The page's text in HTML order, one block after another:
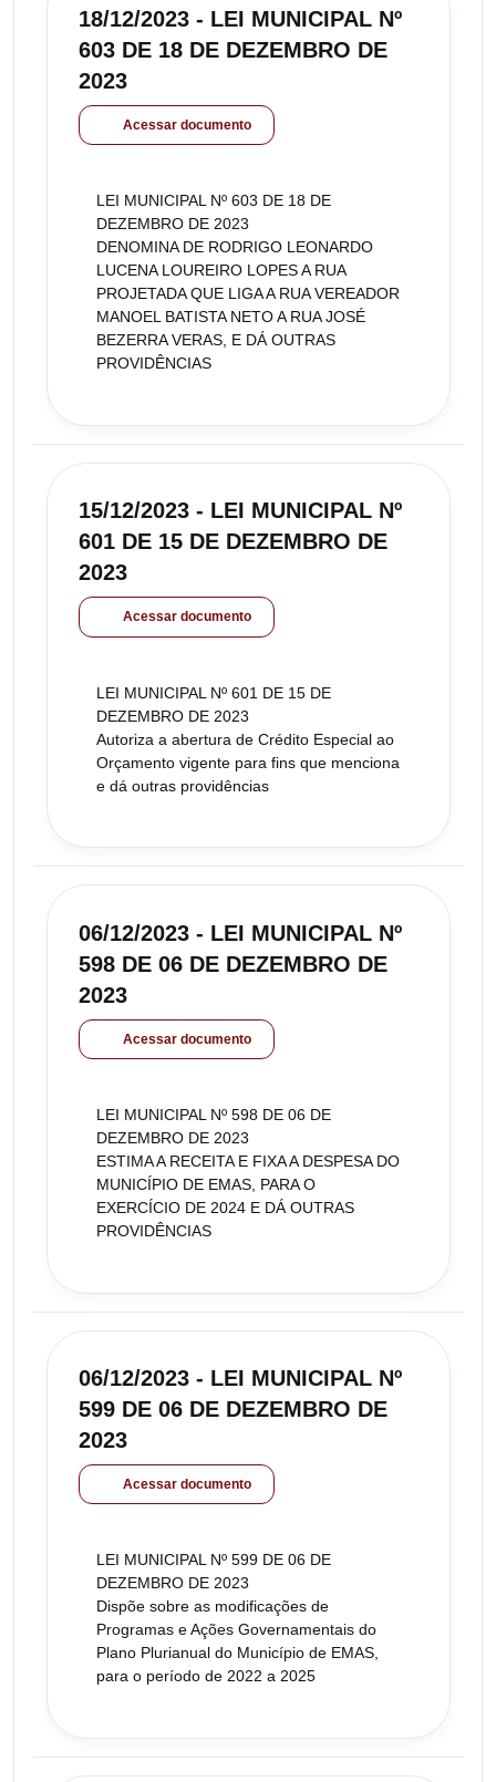
18/12/2023 - LEI MUNICIPAL Nº
603 DE 18 DE DEZEMBRO DE
2023
Acessar documento
LEI MUNICIPAL Nº 603 DE 18 DE
DEZEMBRO DE 2023
DENOMINA DE RODRIGO LEONARDO
LUCENA LOUREIRO LOPES A RUA
PROJETADA QUE LIGA A RUA VEREADOR
MANOEL BATISTA NETO A RUA JOSÉ
BEZERRA VERAS, E DÁ OUTRAS
PROVIDÊNCIAS
15/12/2023 - LEI MUNICIPAL Nº
601 DE 15 DE DEZEMBRO DE
2023
Acessar documento
LEI MUNICIPAL Nº 601 DE 15 DE
DEZEMBRO DE 2023
Autoriza a abertura de Crédito Especial ao
Orçamento vigente para fins que menciona
e dá outras providências
06/12/2023 - LEI MUNICIPAL Nº
598 DE 06 DE DEZEMBRO DE
2023
Acessar documento
LEI MUNICIPAL Nº 598 DE 06 DE
DEZEMBRO DE 2023
ESTIMA A RECEITA E FIXA A DESPESA DO
MUNICÍPIO DE EMAS, PARA O
EXERCÍCIO DE 2024 E DÁ OUTRAS
PROVIDÊNCIAS
06/12/2023 - LEI MUNICIPAL Nº
599 DE 06 DE DEZEMBRO DE
2023
Acessar documento
LEI MUNICIPAL Nº 599 DE 06 DE
DEZEMBRO DE 2023
Dispõe sobre as modificações de
Programas e Ações Governamentais do
Plano Plurianual do Município de EMAS,
para o período de 2022 a 2025